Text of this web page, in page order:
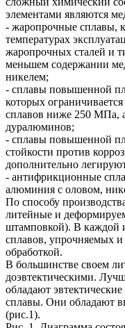
элементами являются
- жаропрочные сплавы,
температурах
жаропрочных сталей и
меньшем содержании
никелем;
- сплавы повышенной
которых
сплавов ниже 250 МПа,
дуралюминов;
- сплавы повышенной
стойкости против
дополнительно
- антифрикционные
алюминия с оловом,
По способу
литейные и
штамповкой). В каждой
сплавов, упрочняемых
обработкой.
В большинстве своем
доэвтектическими.
обладают
сплавы. Они обладают
(рис.1).